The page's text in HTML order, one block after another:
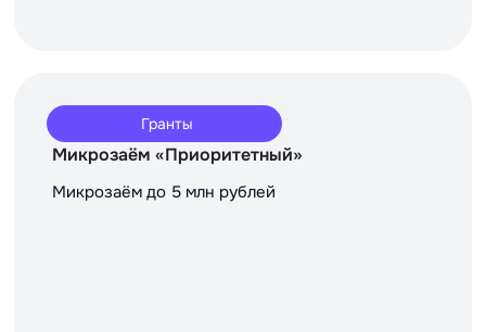
Гранты
Микрозаём «Приоритетный»
Микрозаём до 5 млн рублей